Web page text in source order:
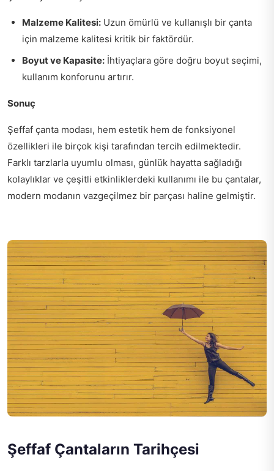
Malzeme Kalitesi: Uzun ömürlü ve kullanışlı bir çanta
için malzeme kalitesi kritik bir faktördür.
Boyut ve Kapasite: İhtiyaçlara göre doğru boyut seçimi,
kullanım konforunu artırır.
Sonuç
Şeffaf çanta modası, hem estetik hem de fonksiyonel
özellikleri ile birçok kişi tarafından tercih edilmektedir.
Farklı tarzlarla uyumlu olması, günlük hayatta sağladığı
kolaylıklar ve çeşitli etkinliklerdeki kullanımı ile bu çantalar,
modern modanın vazgeçilmez bir parçası haline gelmiştir.
Şeffaf Çantaların Tarihçesi